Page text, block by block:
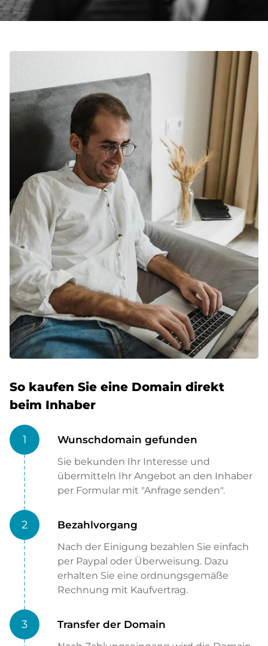
So kaufen Sie eine Domain direkt
beim Inhaber
1 Wunschdomain gefunden
Sie bekunden Ihr Interesse und
übermitteln Ihr Angebot an den Inhaber
per Formular mit "Anfrage senden".
2 Bezahlvorgang
Nach der Einigung bezahlen Sie einfach
per Paypal oder Überweisung. Dazu
erhalten Sie eine ordnungsgemäße
Rechnung mit Kaufvertrag.
3 Transfer der Domain